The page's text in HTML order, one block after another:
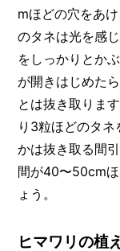
mほどの穴をあ
のタネは光を感
をしっかりとか
が開きはじめた
とは抜き取りま
り3粒ほどのタ
かは抜き取る間
間が40〜50cm
ょう。
ヒマワリの植